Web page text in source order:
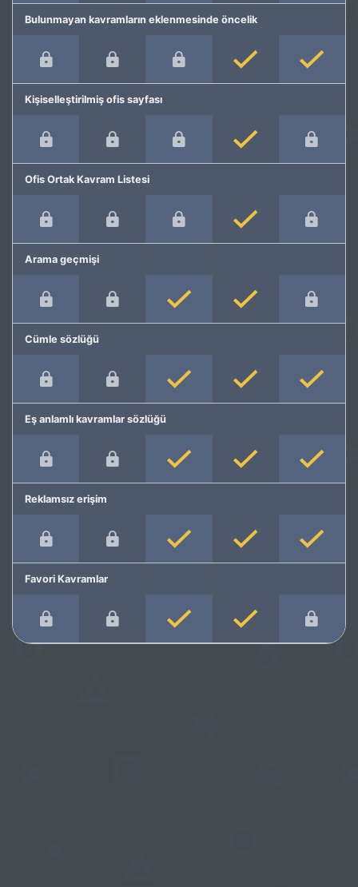
Bulunmayan kavramların eklenmesinde öncelik
Kişiselleştirilmiş ofis sayfası
Ofis Ortak Kavram Listesi
Arama geçmişi
Cümle sözlüğü
Eş anlamlı kavramlar sözlüğü
Reklamsız erişim
Favori Kavramlar